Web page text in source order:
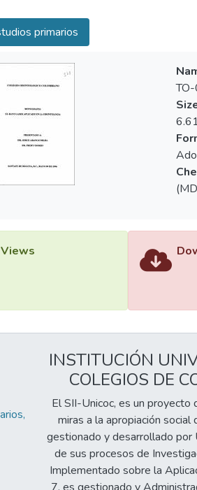
primarios
Views
INSTITUCIÓN
COLEGIOS DE
El SII-Unicoc, es un proyecto
miras a la apropiación social
gestionado y desarrollado por
de sus procesos de
Implementado sobre la